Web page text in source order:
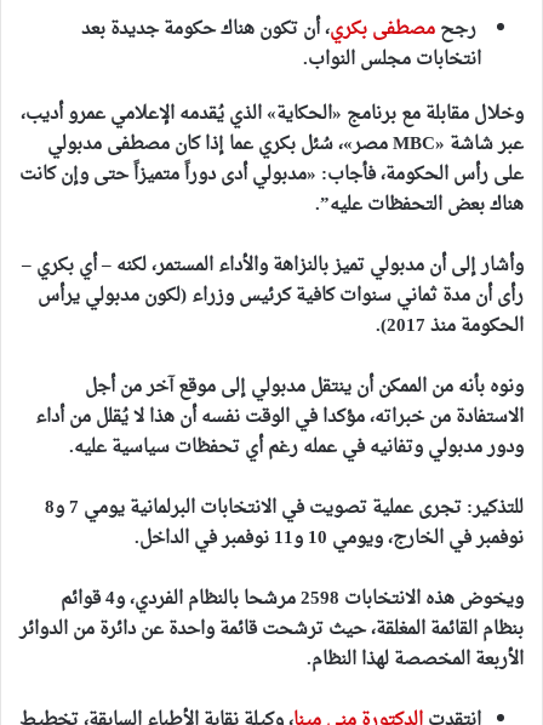
رجحمصطفى بكري،أن تكون هناك حكومة جديدة بعد
انتخابات مجلس النواب.
وخلال مقابلة مع برنامج «الحكاية» الذي يُقدمه الإعلامي عمرو أديب،
عبر شاشة «MBC مصر»، سُئل بكري عما إذا كان مصطفى مدبولي
على رأس الحكومة، فأجاب: «مدبولي أدى دوراً متميزاً حتى وإن كانت
هناك بعض التحفظات عليه”.
وأشار إلى أن مدبولي تميز بالنزاهة والأداء المستمر، لكنه – أي بكري –
رأى أن مدة ثماني سنوات كافية كرئيس وزراء (لكون مدبولي يرأس
الحكومة منذ 2017).
ونوه بأنه من الممكن أن ينتقل مدبولي إلى موقع آخر من أجل
الاستفادة من خبراته، مؤكدا في الوقت نفسه أن هذا لا يُقلل من أداء
ودور مدبولي وتفانيه في عمله رغم أي تحفظات سياسية عليه.
للتذكير: تجرى عملية تصويت في الانتخابات البرلمانية يومي 7 و8
نوفمبر في الخارج، ويومي 10 و11 نوفمبر في الداخل.
ويخوض هذه الانتخابات 2598 مرشحا بالنظام الفردي، و4 قوائم
بنظام القائمة المغلقة، حيث ترشحت قائمة واحدة عن دائرة من الدوائر
الأربعة المخصصة لهذا النظام.